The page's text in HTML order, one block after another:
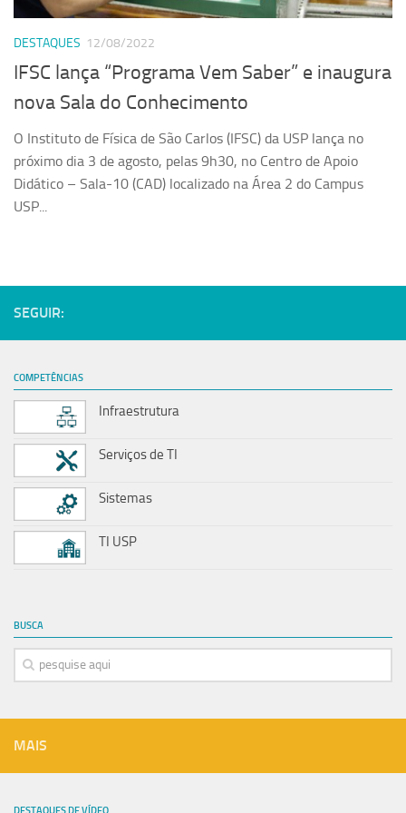
DESTAQUES 12/08/2022
IFSC lança “Programa Vem Saber” e inaugura
nova Sala do Conhecimento
O Instituto de Física de São Carlos (IFSC) da USP lança no
próximo dia 3 de agosto, pelas 9h30, no Centro de Apoio
Didático – Sala-10 (CAD) localizado na Área 2 do Campus
USP...
SEGUIR:
COMPETÊNCIAS
Infraestrutura
Serviços de TI
Sistemas
TI USP
BUSCA
MAIS